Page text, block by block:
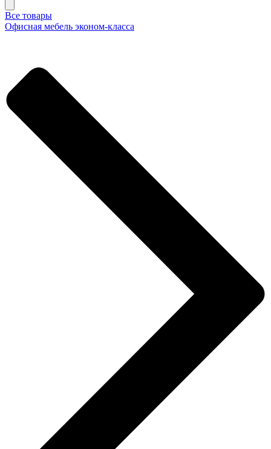
Все товары
Офисная мебель эконом-класса